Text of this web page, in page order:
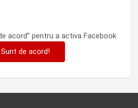
acord” pentru a activa Facebook
Sunt de acord!